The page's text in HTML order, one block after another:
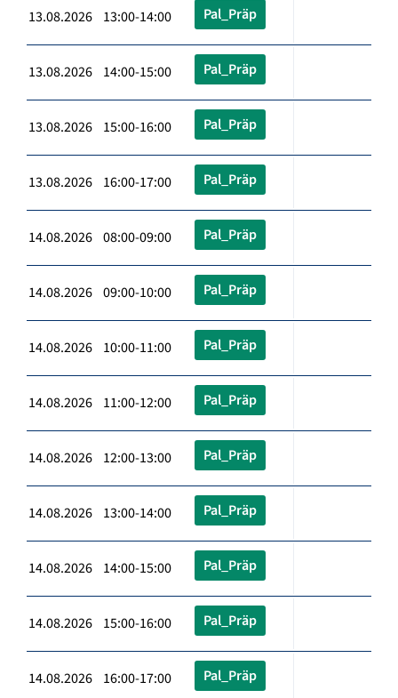
13.08.2026 13:00-14:00 Pal_Präp
13.08.2026 14:00-15:00 Pal_Präp
13.08.2026 15:00-16:00 Pal_Präp
13.08.2026 16:00-17:00 Pal_Präp
14.08.2026 08:00-09:00 Pal_Präp
14.08.2026 09:00-10:00 Pal_Präp
14.08.2026 10:00-11:00 Pal_Präp
14.08.2026 11:00-12:00 Pal_Präp
14.08.2026 12:00-13:00 Pal_Präp
14.08.2026 13:00-14:00 Pal_Präp
14.08.2026 14:00-15:00 Pal_Präp
14.08.2026 15:00-16:00 Pal_Präp
14.08.2026 16:00-17:00 Pal_Präp